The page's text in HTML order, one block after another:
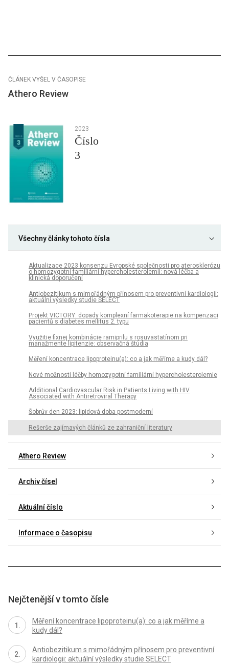
ČLÁNEK VYŠEL V ČASOPISE
Athero Review
2023
Číslo
3
Všechny články tohoto čísla
Aktualizace 2023 konsenzu Evropské společnosti pro aterosklerózu
o homozygotní familiární hypercholesterolemii: nová léčba a
klinická doporučení
Antiobezitikum s mimořádným přínosem pro preventivní kardiologii:
aktuální výsledky studie SELECT
Projekt VICTORY: dopady komplexní farmakoterapie na kompenzaci
pacientů s diabetes mellitus 2. typu
Využitie fixnej kombinácie ramiprilu s rosuvastatínom pri
manažmente lipitenzie: observačná štúdia
Měření koncentrace lipoproteinu(a): co a jak měříme a kudy dál?
Nové možnosti léčby homozygotní familiární hypercholesterolemie
Additional Cardiovascular Risk in Patients Living with HIV
Associated with Antiretroviral Therapy
Šobrův den 2023: lipidová doba postmoderní
Rešerše zajímavých článků ze zahraniční literatury
Athero Review
Archiv čísel
Aktuální číslo
Informace o časopisu
Nejčtenější v tomto čísle
Měření koncentrace lipoproteinu(a): co a jak měříme a
kudy dál?
Antiobezitikum s mimořádným přínosem pro preventivní
kardiologii: aktuální výsledky studie SELECT